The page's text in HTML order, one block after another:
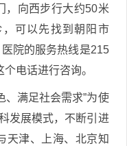
，向西步行大约50米
可以先找到朝阳市
院的服务热线是215
电话进行咨询。
、满足社会需求”为使
发展模式，不断引进
天津、上海、北京知